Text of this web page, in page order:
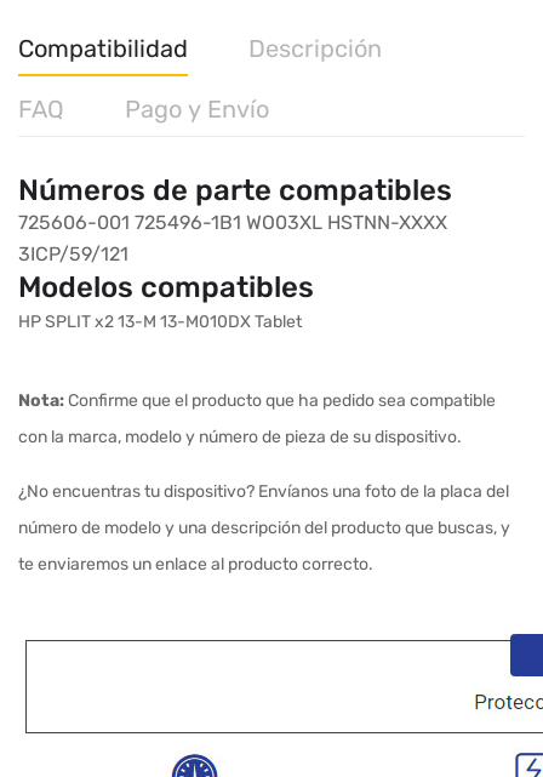
Compatibilidad Descripción
FAQ Pago y Envío
Números de parte compatibles
725606-001 725496-1B1 WO03XL HSTNN-XXXX
3ICP/59/121
Modelos compatibles
HP SPLIT x2 13-M 13-M010DX Tablet
Nota:Confirme que el producto que ha pedido sea compatible
con la marca, modelo y número de pieza de su dispositivo.
¿No encuentras tu dispositivo? Envíanos una foto de la placa del
número de modelo y una descripción del producto que buscas, y
te enviaremos un enlace al producto correcto.